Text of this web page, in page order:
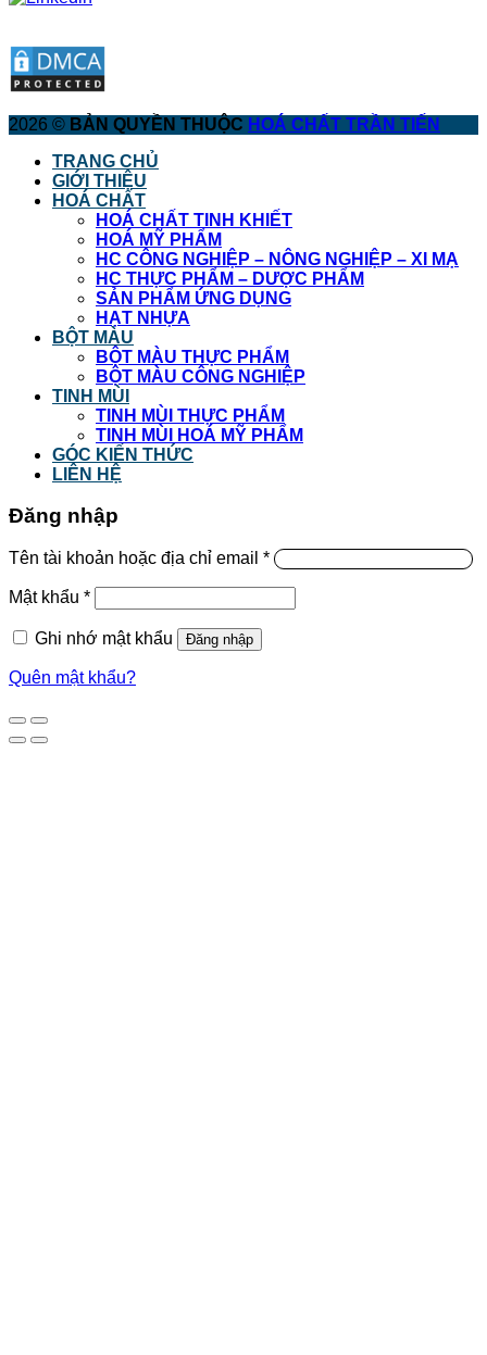
2026 © BẢN QUYỀN THUỘC HOÁ CHẤT TRẦN TIẾN
TRANG CHỦ
GIỚI THIỆU
HOÁ CHẤT
HOÁ CHẤT TINH KHIẾT
HOÁ MỸ PHẨM
HC CÔNG NGHIỆP – NÔNG NGHIỆP – XI MẠ
HC THỰC PHẨM – DƯỢC PHẨM
SẢN PHẨM ỨNG DỤNG
HẠT NHỰA
BỘT MÀU
BỘT MÀU THỰC PHẨM
BỘT MÀU CÔNG NGHIỆP
TINH MÙI
TINH MÙI THỰC PHẨM
TINH MÙI HOÁ MỸ PHẨM
GÓC KIẾN THỨC
LIÊN HỆ
Đăng nhập
Tên tài khoản hoặc địa chỉ email *
Mật khẩu *
Ghi nhớ mật khẩu Đăng nhập
Quên mật khẩu?